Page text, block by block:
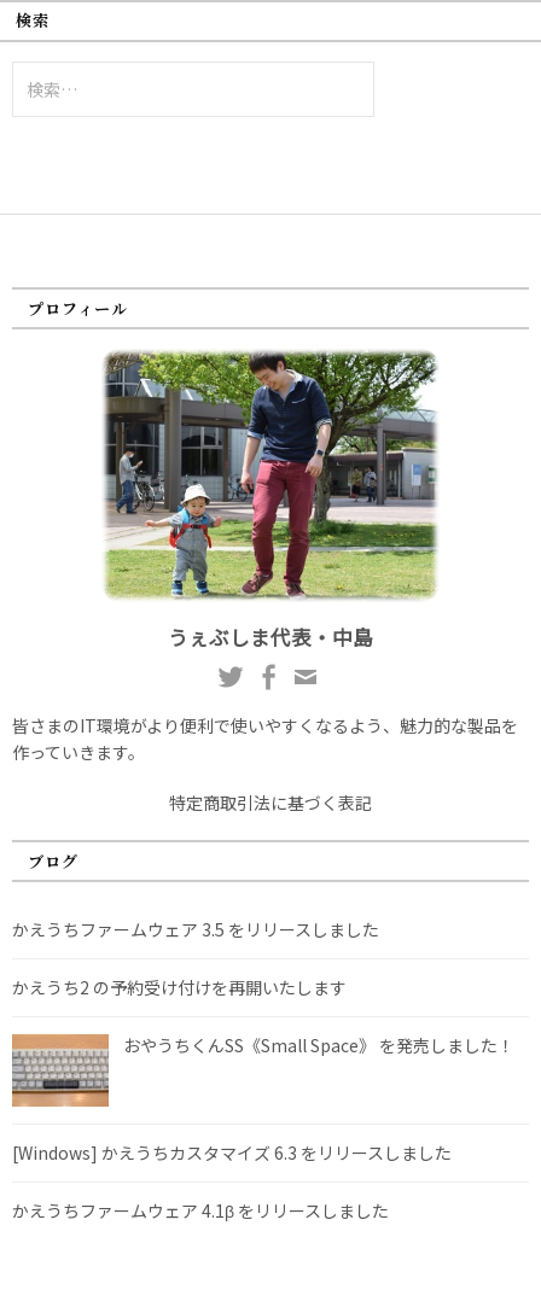
検索
索:
プロフィール
うぇぶしま代表・中島
皆さまのIT環境がより便利で使いやすくなるよう、魅力的な製品を
作っていきます。
特定商取引法に基づく表記
ブログ
かえうちファームウェア 3.5 をリリースしました
かえうち2 の予約受け付けを再開いたします
おやうちくんSS《Small Space》 を発売しました！
[Windows] かえうちカスタマイズ 6.3 をリリースしました
かえうちファームウェア 4.1β をリリースしました